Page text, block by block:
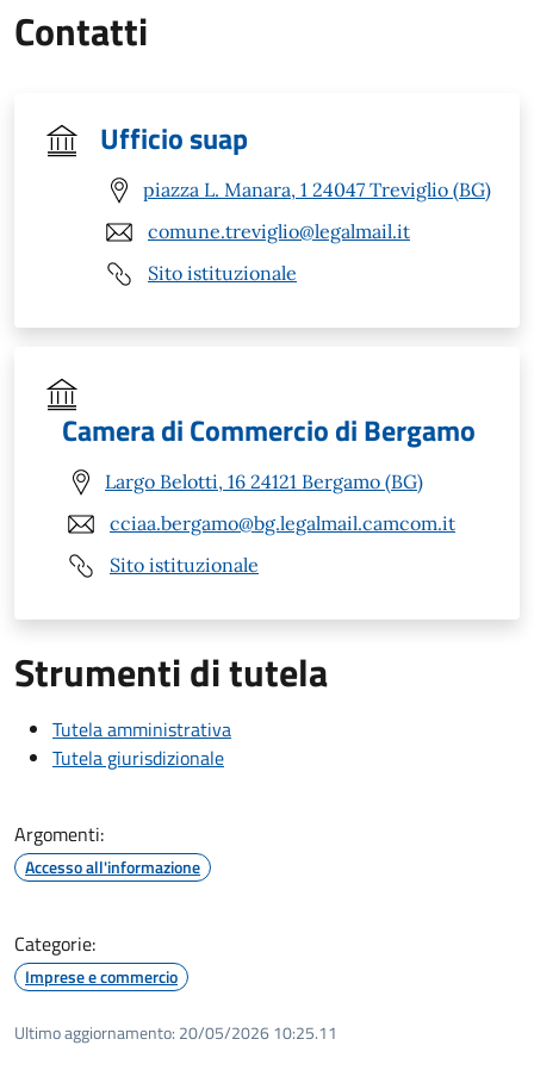
Contatti
Ufficio suap
piazza L. Manara, 1 24047 Treviglio (BG)
comune.treviglio@legalmail.it
Sito istituzionale
Camera di Commercio di Bergamo
Largo Belotti, 16 24121 Bergamo (BG)
cciaa.bergamo@bg.legalmail.camcom.it
Sito istituzionale
Strumenti di tutela
Tutela amministrativa
Tutela giurisdizionale
Argomenti:
Accesso all'informazione
Categorie:
Imprese e commercio
Ultimo aggiornamento: 20/05/2026 10:25.11